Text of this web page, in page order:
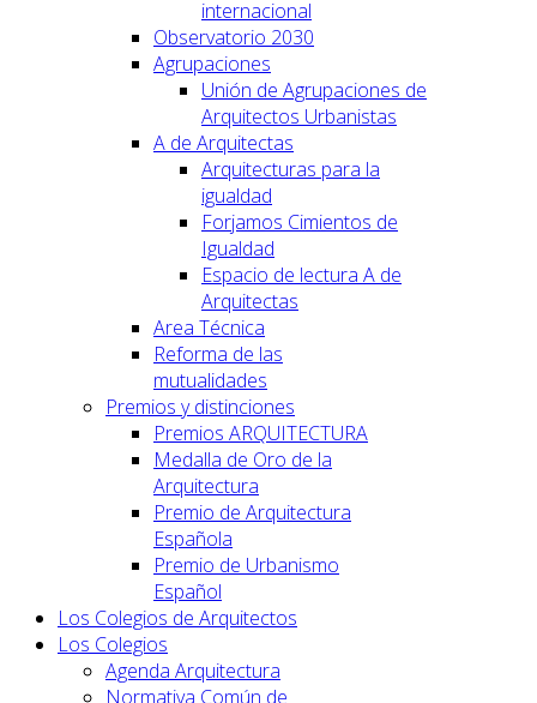
internacional
Observatorio 2030
Agrupaciones
Unión de Agrupaciones de
Arquitectos Urbanistas
A de Arquitectas
Arquitecturas para la
igualdad
Forjamos Cimientos de
Igualdad
Espacio de lectura A de
Arquitectas
Area Técnica
Reforma de las
mutualidades
Premios y distinciones
Premios ARQUITECTURA
Medalla de Oro de la
Arquitectura
Premio de Arquitectura
Española
Premio de Urbanismo
Español
Los Colegios de Arquitectos
Los Colegios
Agenda Arquitectura
Normativa Común de